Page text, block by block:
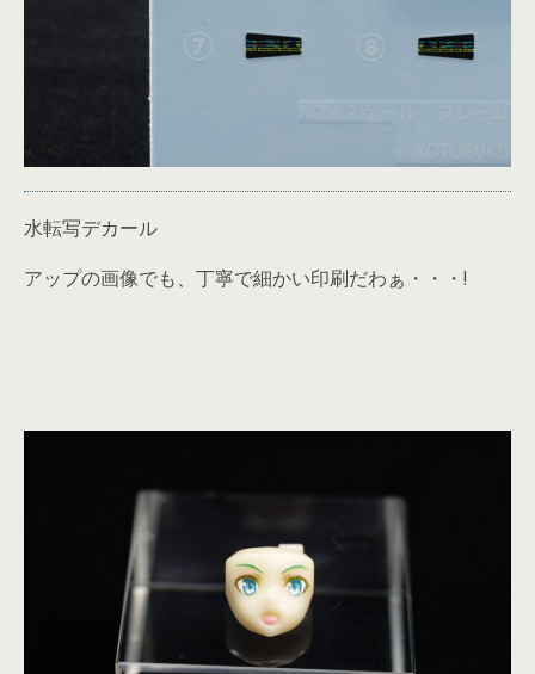
水転写デカール
アップの画像でも、丁寧で細かい印刷だわぁ・・・!